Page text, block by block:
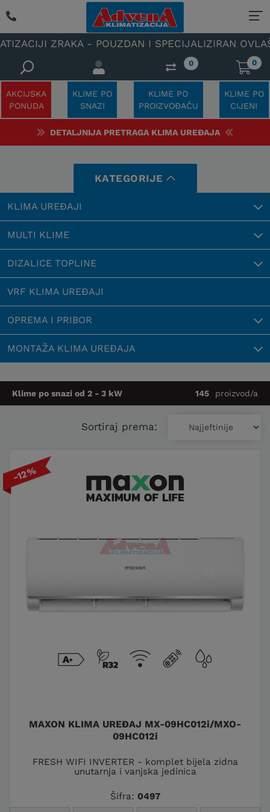
I SPECIJALIZIRAN OVLAŠTENI SERVIS
0 0
AKCIJSKA
PONUDA
KLIME PO
SNAZI
KLIME PO
PROIZVOĐAČU
KLIME PO
CIJENI
DETALJNIJA PRETRAGA KLIMA UREĐAJA
KATEGORIJE
KLIMA UREĐAJI
MULTI KLIME
DIZALICE TOPLINE
VRF KLIMA UREĐAJI
OPREMA I PRIBOR
MONTAŽA KLIMA UREĐAJA
Klime po snazi od 2 - 3 kW 145 proizvod/a
Sortiraj prema:
-12%
MAXON KLIMA UREĐAJ MX-09HC012i/MXO-
09HC012i
FRESH WIFI INVERTER - komplet bijela zidna
unutarnja i vanjska jedinica
Šifra: 0497